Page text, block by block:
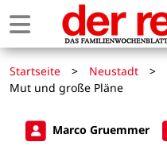
Startseite > Neustadt >
Mut und große Pläne
Marco Gruemmer